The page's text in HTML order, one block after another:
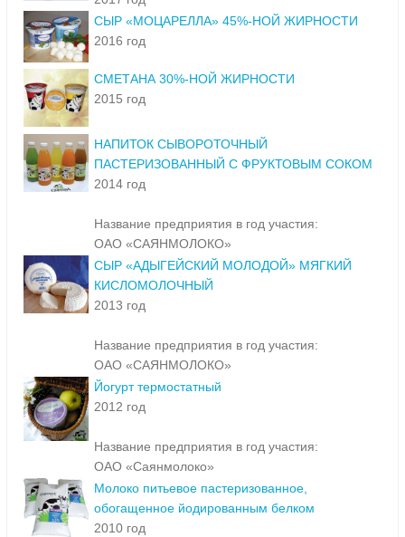
СЫР «МОЦАРЕЛЛА» 45%-НОЙ ЖИРНОСТИ
2016 год
СМЕТАНА 30%-НОЙ ЖИРНОСТИ
2015 год
НАПИТОК СЫВОРОТОЧНЫЙ
ПАСТЕРИЗОВАННЫЙ С ФРУКТОВЫМ СОКОМ
2014 год
Название предприятия в год участия:
ОАО «САЯНМОЛОКО»
СЫР «АДЫГЕЙСКИЙ МОЛОДОЙ» МЯГКИЙ
КИСЛОМОЛОЧНЫЙ
2013 год
Название предприятия в год участия:
ОАО «САЯНМОЛОКО»
Йогурт термостатный
2012 год
Название предприятия в год участия:
ОАО «Саянмолоко»
Молоко питьевое пастеризованное,
обогащенное йодированным белком
2010 год